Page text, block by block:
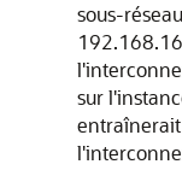
sous-
sur